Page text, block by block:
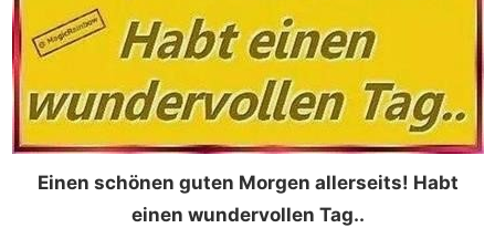
Einen schönen guten Morgen allerseits! Habt
einen wundervollen Tag..